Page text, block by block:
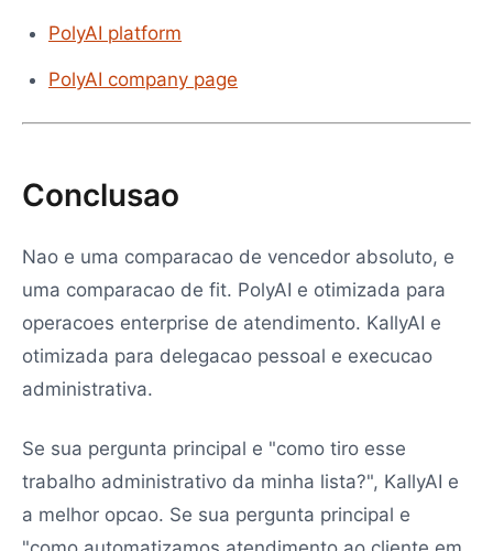
PolyAI platform
PolyAI company page
Conclusao
Nao e uma comparacao de vencedor absoluto, e
uma comparacao de fit. PolyAI e otimizada para
operacoes enterprise de atendimento. KallyAI e
otimizada para delegacao pessoal e execucao
administrativa.
Se sua pergunta principal e "como tiro esse
trabalho administrativo da minha lista?", KallyAI e
a melhor opcao. Se sua pergunta principal e